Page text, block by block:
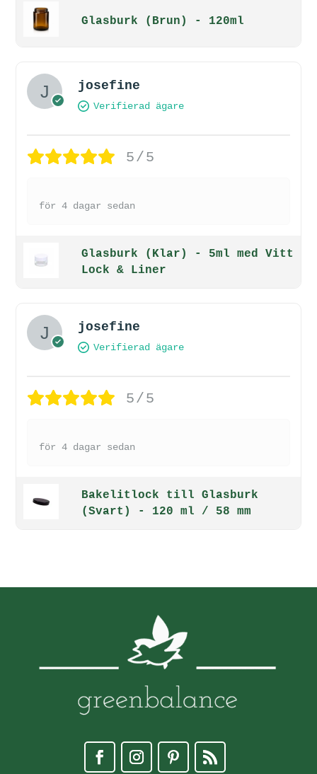
Glasburk (Brun) - 120ml
josefine
Verifierad ägare
5/5
för 4 dagar sedan
Glasburk (Klar) - 5ml med Vitt
Lock & Liner
josefine
Verifierad ägare
5/5
för 4 dagar sedan
Bakelitlock till Glasburk
(Svart) - 120 ml / 58 mm